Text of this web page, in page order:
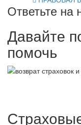
Ответьте на
Давайте
помочь